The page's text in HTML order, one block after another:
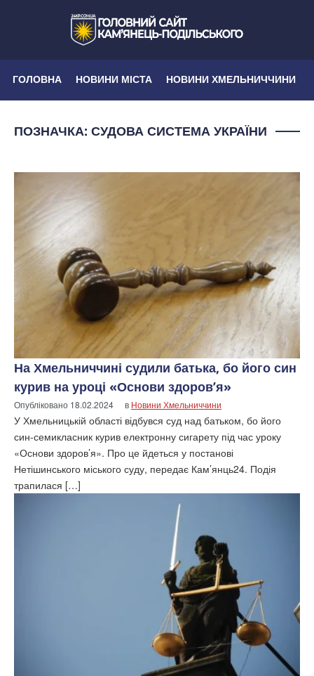
ГОЛОВНА НОВИНИ МІСТА НОВИНИ ХМЕЛЬНИЧЧИНИ
ПОЗНАЧКА: СУДОВА СИСТЕМА УКРАЇНИ
На Хмельниччині судили батька, бо його син
курив на уроці «Основи здоров’я»
Опубліковано 18.02.2024 в Новини Хмельниччини
У Хмельницькій області відбувся суд над батьком, бо його
син-семикласник курив електронну сигарету під час уроку
«Основи здоров’я». Про це йдеться у постанові
Нетішинського міського суду, передає Кам’янць24. Подія
трапилася […]